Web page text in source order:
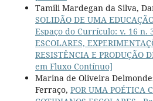
Tamili Mardegan da Silva,
SOLIDÃO DE UMA
Espaço do Currículo: v. 16 n.
ESCOLARES,
RESISTÊNCIA E PRODUÇÃO
em Fluxo Contínuo]
Marina de Oliveira
Ferraço, POR UMA POÉTICA